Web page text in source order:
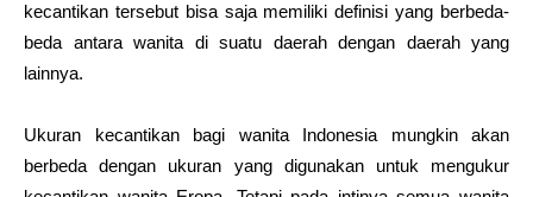
kecantikan tersebut bisa saja memiliki definisi yang berbeda-
beda antara wanita di suatu daerah dengan daerah yang
lainnya.
Ukuran kecantikan bagi wanita Indonesia mungkin akan
berbeda dengan ukuran yang digunakan untuk mengukur